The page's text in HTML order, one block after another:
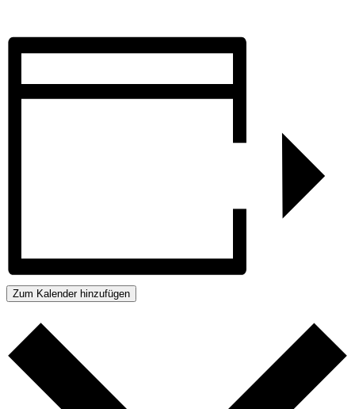
Zum Kalender hinzufügen